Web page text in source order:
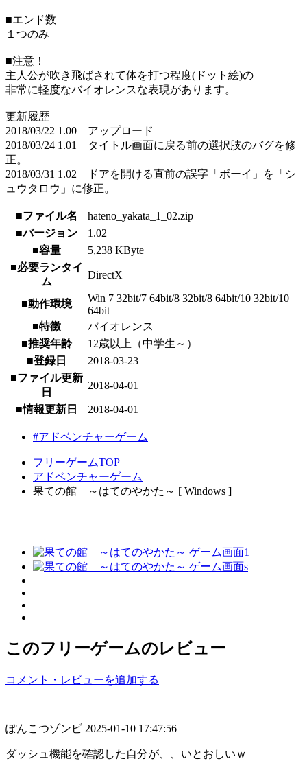
■エンド数
１つのみ
■注意！
主人公が吹き飛ばされて体を打つ程度(ドット絵)の
非常に軽度なバイオレンスな表現があります。
更新履歴
2018/03/22 1.00 アップロード
2018/03/24 1.01 タイトル画面に戻る前の選択肢のバグを修
正。
2018/03/31 1.02 ドアを開ける直前の誤字「ボーイ」を「シ
ュウタロウ」に修正。
■ファイル名
hateno_yakata_1_02.zip
■バージョン
1.02
■容量
5,238 KByte
■必要ランタイ
ム
DirectX
■動作環境
Win 7 32bit/7 64bit/8 32bit/8 64bit/10 32bit/10
64bit
■特徴
バイオレンス
■推奨年齢
12歳以上（中学生～）
■登録日
2018-03-23
■ファイル更新
日
2018-04-01
■情報更新日 2018-04-01
#アドベンチャーゲーム
フリーゲームTOP
アドベンチャーゲーム
果ての館 ～はてのやかた～ [ Windows ]
このフリーゲームのレビュー
コメント・レビューを追加する
ぽんこつゾンビ 2025-01-10 17:47:56
ダッシュ機能を確認した自分が、、いとおしいｗ